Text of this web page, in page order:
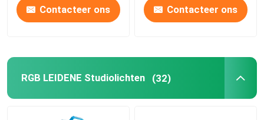
Contacteer ons Contacteer ons
RGB LEIDENE Studiolichten (32)